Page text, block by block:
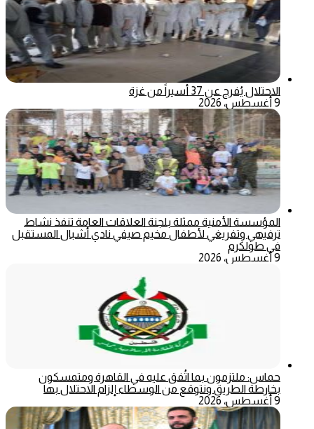
الاحتلال يُفرج عن 37 أسيراً من غزة
9 أغسطس، 2026
المؤسسة الأمنية ممثلة بلجنة العلاقات العامة تنفذ نشاط
ترفيهي وتفريغي لأطفال مخيم صيفي نادي أشبال المستقبل
في طولكرم
9 أغسطس، 2026
حماس: ملتزمون بما اتُفق عليه في القاهرة ومتمسكون
بخارطة الطريق ونتوقع من الوسطاء إلزام الاحتلال بها
9 أغسطس، 2026